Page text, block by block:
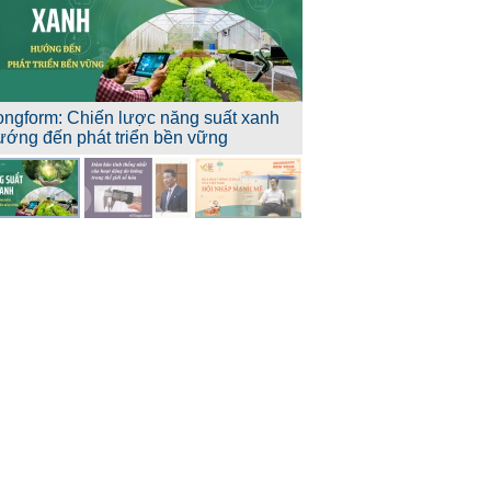
Chiến lược năng suất xanh
đến phát triển bền vững